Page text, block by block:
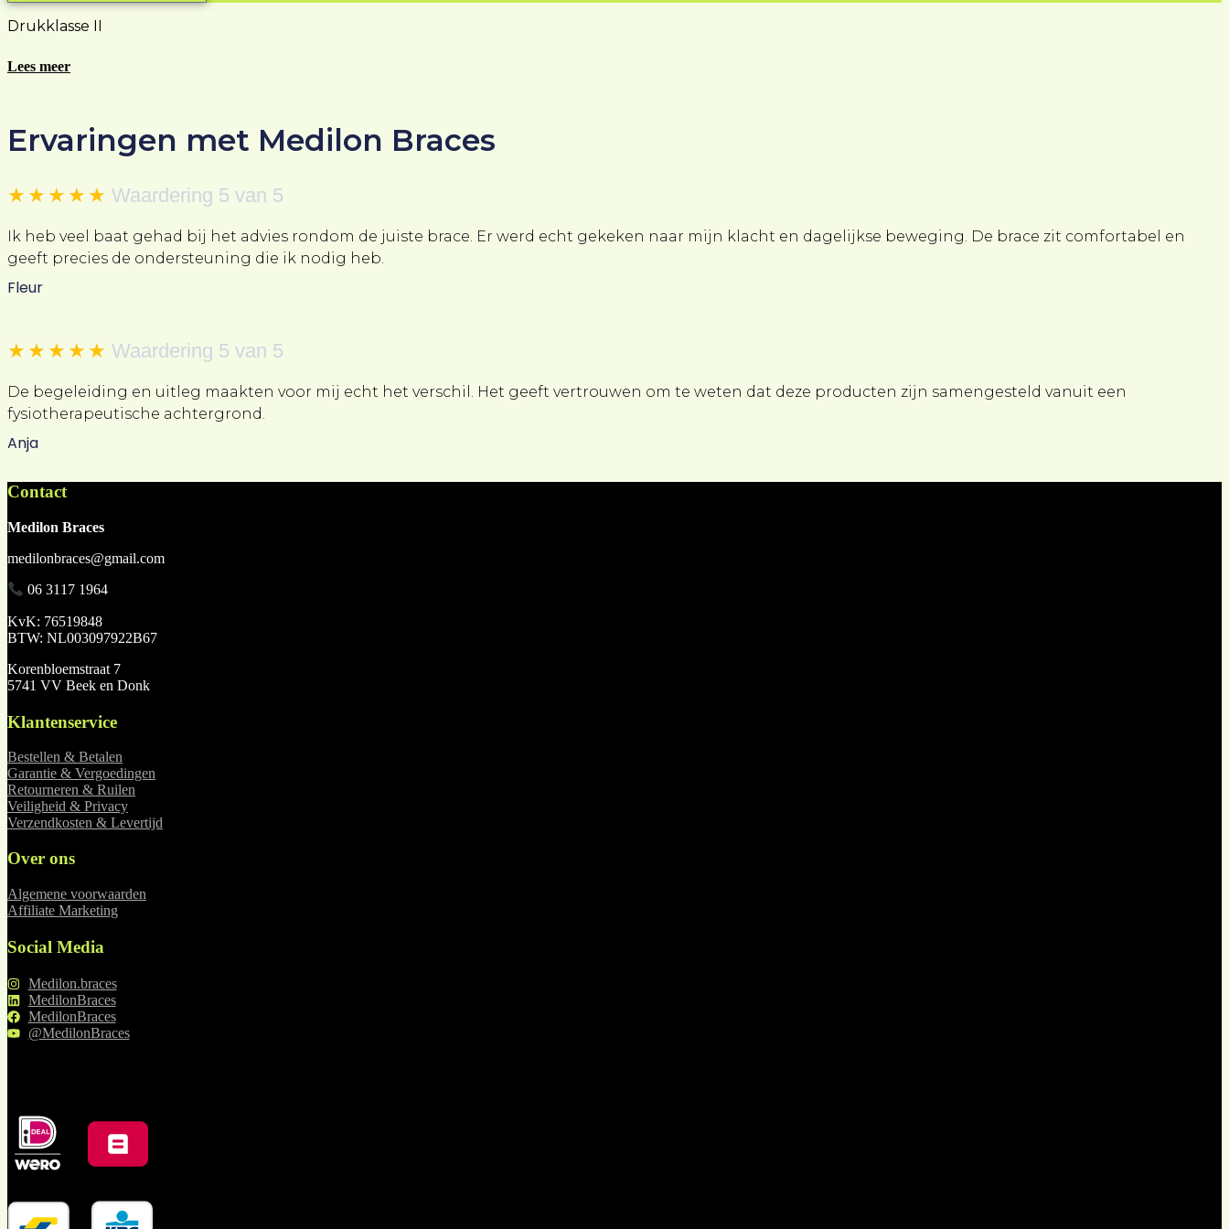
Drukklasse II
Lees meer
Ervaringen met Medilon Braces
★ ★ ★ ★ ★ Waardering 5 van 5
Ik heb veel baat gehad bij het advies rondom de juiste brace. Er werd echt gekeken naar mijn klacht en dagelijkse beweging. De brace zit comfortabel en
geeft precies de ondersteuning die ik nodig heb.
Fleur
★ ★ ★ ★ ★ Waardering 5 van 5
De begeleiding en uitleg maakten voor mij echt het verschil. Het geeft vertrouwen om te weten dat deze producten zijn samengesteld vanuit een
fysiotherapeutische achtergrond.
Anja
Contact
Medilon Braces
medilonbraces@gmail.com
06 3117 1964
KvK: 76519848
BTW: NL003097922B67
Korenbloemstraat 7
5741 VV Beek en Donk
Klantenservice
Bestellen & Betalen
Garantie & Vergoedingen
Retourneren & Ruilen
Veiligheid & Privacy
Verzendkosten & Levertijd
Over ons
Algemene voorwaarden
Affiliate Marketing
Social Media
Medilon.braces
MedilonBraces
MedilonBraces
@MedilonBraces